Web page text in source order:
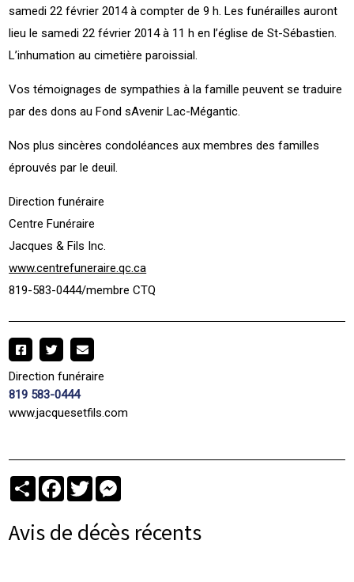
samedi 22 février 2014 à compter de 9 h. Les funérailles auront
lieu le samedi 22 février 2014 à 11 h en l’église de St-Sébastien.
L’inhumation au cimetière paroissial.
Vos témoignages de sympathies à la famille peuvent se traduire
par des dons au Fond sAvenir Lac-Mégantic.
Nos plus sincères condoléances aux membres des familles
éprouvés par le deuil.
Direction funéraire
Centre Funéraire
Jacques & Fils Inc.
www.centrefuneraire.qc.ca
819-583-0444/membre CTQ
Direction funéraire
819 583-0444
www.jacquesetfils.com
PartagerFacebook
Twitter
Avis de décès récents